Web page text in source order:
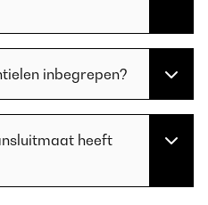
inbegrepen?
heeft